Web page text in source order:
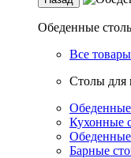
Обеденные
Все товары
Столы для
Кухонные
Барные